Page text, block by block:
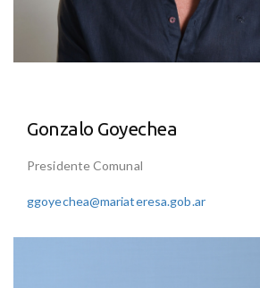
Gonzalo Goyechea
Presidente Comunal
ggoyechea@mariateresa.gob.ar